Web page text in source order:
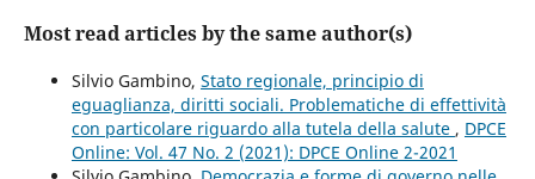
Most read articles by the same author(s)
Silvio Gambino, Stato regionale, principio di
eguaglianza, diritti sociali. Problematiche di effettività
con particolare riguardo alla tutela della salute , DPCE
Online: Vol. 47 No. 2 (2021): DPCE Online 2-2021